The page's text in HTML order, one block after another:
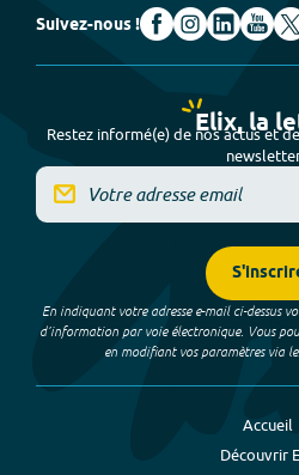
Suivez-nous !
Elix, la
Restez informé(e) de nos actus et
En indiquant votre adresse e-mail ci-dessus
d’information par voie électronique. Vous
en modifiant vos paramètres via
Accueil
Découvrir